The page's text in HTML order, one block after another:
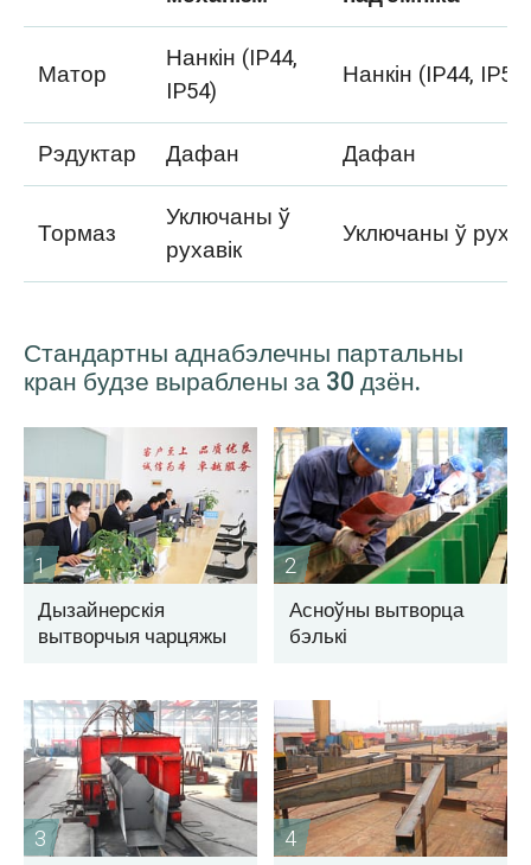
Матор
Нанкін (IP44,
IP54)
Нанкін (IP44, IP54)
Рэдуктар Дафан Дафан
Тормаз
Уключаны ў
рухавік
Уключаны ў
Стандартны аднабэлечны партальны
кран будзе выраблены за 30 дзён.
1
Дызайнерскія
вытворчыя чарцяжы
2
Асноўны вытворца
бэлькі
3 4